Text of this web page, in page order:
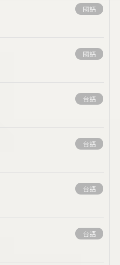
國語
國語
台語
台語
台語
台語